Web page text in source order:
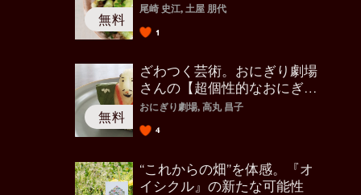
尾崎 史江, 土屋 朋代
1
ざわつく芸術。おにぎり劇場
さんの【超個性的なおにぎり
アート】
おにぎり劇場, 高丸 昌子
4
“これからの畑”を体感。『オ
イシクル』の新たな可能性